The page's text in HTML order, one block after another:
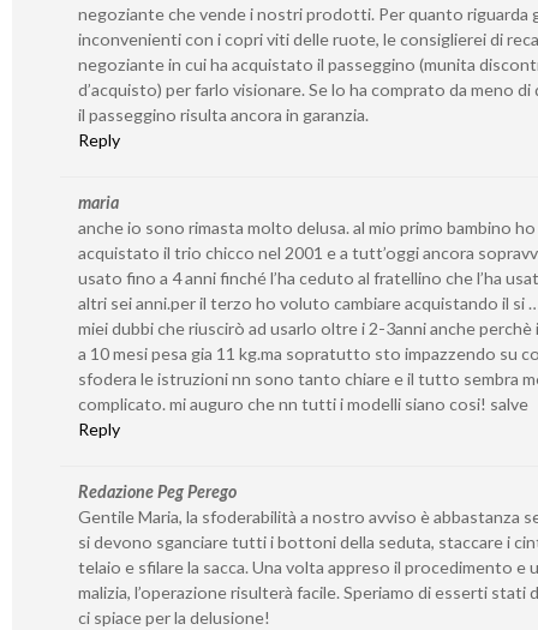
negoziante che vende i nostri prodotti. Per quanto riguarda
inconvenienti con i copri viti delle ruote, le consiglierei di
negoziante in cui ha acquistato il passeggino (munita
d’acquisto) per farlo visionare. Se lo ha comprato da meno di
il passeggino risulta ancora in garanzia.
Reply
maria
anche io sono rimasta molto delusa. al mio primo bambino ho
acquistato il trio chicco nel 2001 e a tutt’oggi ancora
usato fino a 4 anni finché l’ha ceduto al fratellino che l’ha
altri sei anni.per il terzo ho voluto cambiare acquistando il si
miei dubbi che riuscirò ad usarlo oltre i 2-3anni anche perchè
a 10 mesi pesa gia 11 kg.ma sopratutto sto impazzendo su
sfodera le istruzioni nn sono tanto chiare e il tutto sembra
complicato. mi auguro che nn tutti i modelli siano cosi! salve
Reply
Redazione Peg Perego
Gentile Maria, la sfoderabilità a nostro avviso è abbastanza
si devono sganciare tutti i bottoni della seduta, staccare i
telaio e sfilare la sacca. Una volta appreso il procedimento e
malizia, l’operazione risulterà facile. Speriamo di esserti stati
ci spiace per la delusione!